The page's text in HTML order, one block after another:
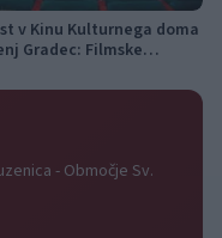
v Kinu Kulturnega doma
Gradec: Filmske
kino
- Območje Sv.